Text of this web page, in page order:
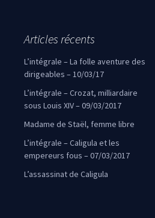
Articles récents
L’intégrale – La folle aventure des
dirigeables – 10/03/17
L’intégrale – Crozat, milliardaire
sous Louis XIV – 09/03/2017
Madame de Staël, femme libre
L’intégrale – Caligula et les
empereurs fous – 07/03/2017
L’assassinat de Caligula